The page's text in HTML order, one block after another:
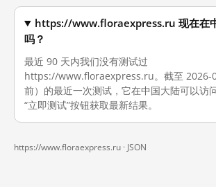
https://www.floraexpress.ru 现在在
吗？
最近 90 天内我们没有测试过
https://www.floraexpress.ru。截至 2026-
前）的最近一次测试，它在中国大陆可以访
“立即测试”按钮获取最新结果。
https://www.floraexpress.ru · JSON